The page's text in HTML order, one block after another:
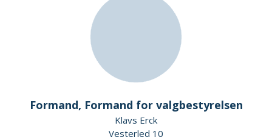
Formand, Formand for valgbestyrelsen
Klavs Erck
Vesterled 10